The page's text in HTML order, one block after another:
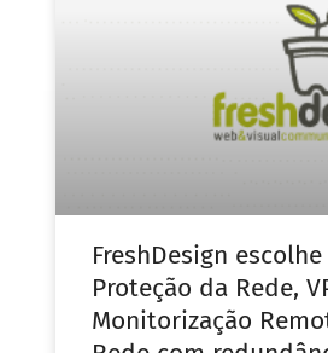
FreshDesign
Proteção da Rede,
Monitorização